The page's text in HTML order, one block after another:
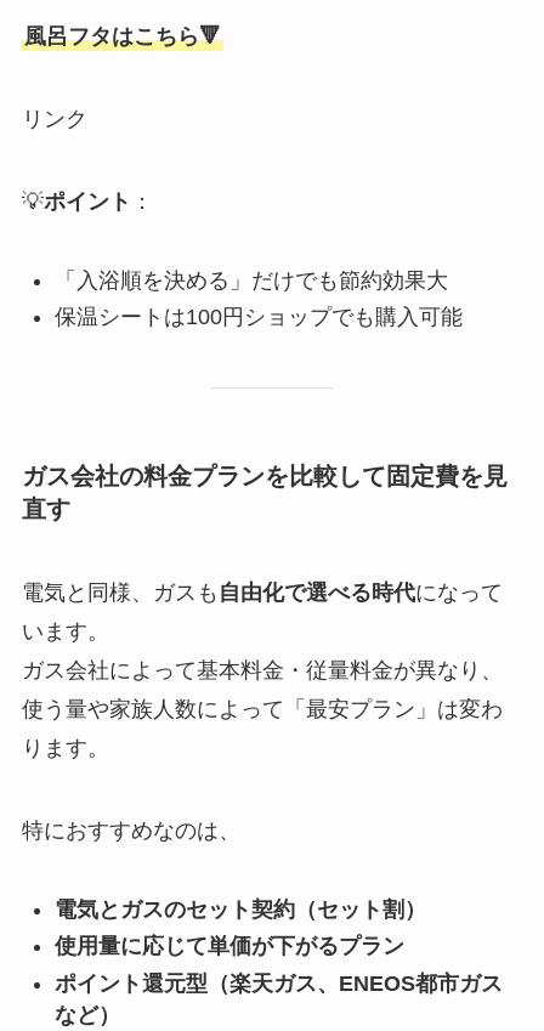
風呂フタはこちら🔻
リンク
💡ポイント ：
「入浴順を決める」だけでも節約効果大
保温シートは100円ショップでも購入可能
ガス会社の料金プランを比較して固定費を見
直す
電気と同様、ガスも 自由化で選べる時代になって
います。
ガス会社によって基本料金・従量料金が異なり、
使う量や家族人数によって「最安プラン」は変わ
ります。
特におすすめなのは、
電気とガスのセット契約（セット割）
使用量に応じて単価が下がるプラン
ポイント還元型（楽天ガス、ENEOS都市ガス
など）